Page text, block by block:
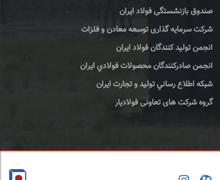
صندوق بازنشستگی فولاد ایران
شرکت سرمایه گذاری توسعه معادن و فلزات
انجمن تولید کنندگان فولاد ایران
انجمن صادركنندگان محصولات فولادي ايران
شبكه اطلاع رساني توليد و تجارت ايران
گروه شرکت های تعاونی فولادیار